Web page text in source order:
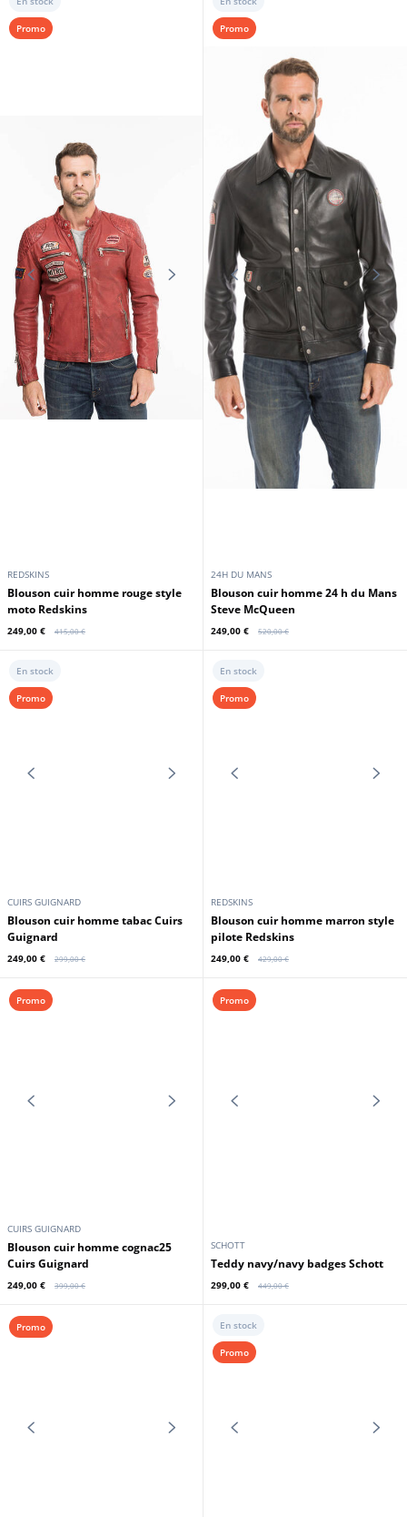
CUIRS GUIGNARD
Cuirs Guignard
229,00 € 399,00 €
CUIRS GUIGNARD
Veste cuir homme marron Cuirs
Guignard
229,00 €
GIPSY
Manteau cuir aspect mouton
homme camel Gipsy
229,00 € 279,00 €
Promo
DAYTONA73
Blouson cuir homme noir style
teddy/bombers Daytona
239,00 € 349,00 €
Promo
REDSKINS
Blouson cuir homme rouge style
En stock
Promo
24H DU MANS
Blouson cuir homme 24 h du Mans
En stock
Promo
En stock En stock
Promo